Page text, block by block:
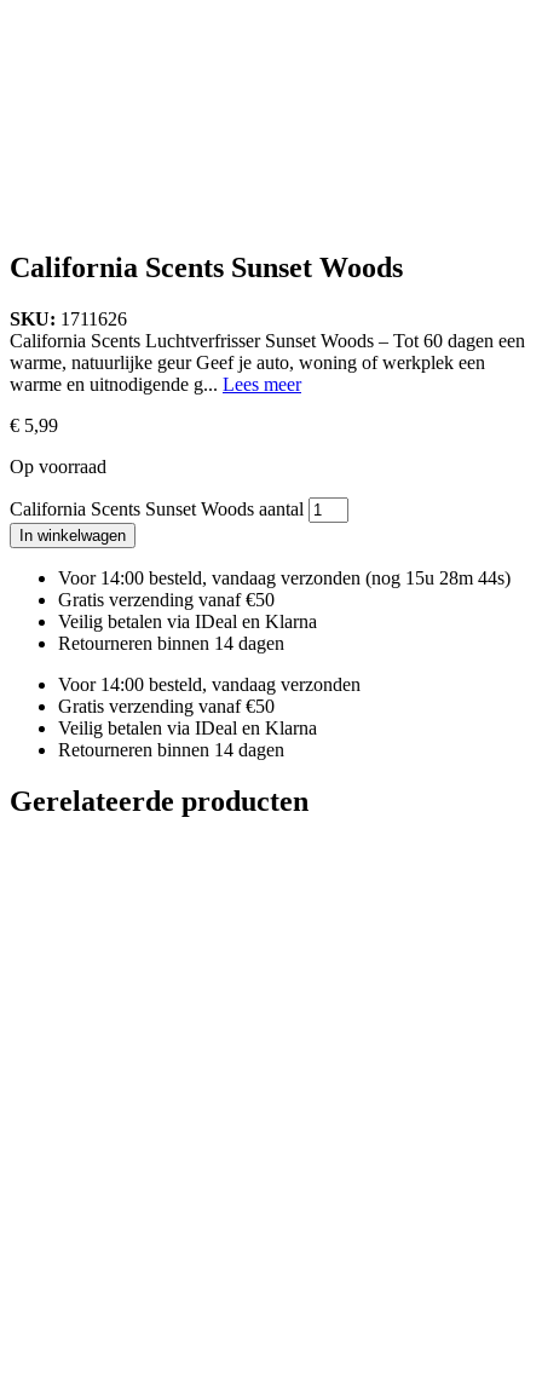
California Scents Sunset Woods
SKU: 1711626
California Scents Luchtverfrisser Sunset Woods – Tot 60 dagen een
warme, natuurlijke geur Geef je auto, woning of werkplek een
warme en uitnodigende g... Lees meer
€ 5,99
Op voorraad
California Scents Sunset Woods aantal
In winkelwagen
Voor 14:00 besteld, vandaag verzonden (nog 15u 28m 43s)
Gratis verzending vanaf €50
Veilig betalen via IDeal en Klarna
Retourneren binnen 14 dagen
Voor 14:00 besteld, vandaag verzonden
Gratis verzending vanaf €50
Veilig betalen via IDeal en Klarna
Retourneren binnen 14 dagen
Gerelateerde producten